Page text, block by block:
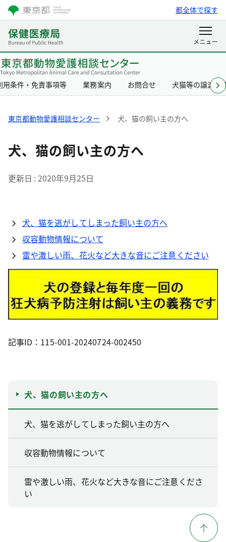
都全体で探す
用条件・免責事項等 業務案内 お問合せ 犬猫等の譲渡事
東京都動物愛護相談センター 犬、猫の飼い主の方へ
犬、猫の飼い主の方へ
更新日 2020年9月25日
犬、猫を逃がしてしまった飼い主の方へ
収容動物情報について
雷や激しい雨、花火など大きな音にご注意ください
記事ID：115-001-20240724-002450
犬、猫の飼い主の方へ
犬、猫を逃がしてしまった飼い主の方へ
収容動物情報について
雷や激しい雨、花火など大きな音にご注意くださ
い